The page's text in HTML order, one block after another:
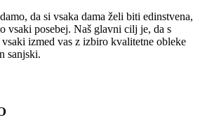
da si vsaka dama želi biti edinstvena,
vsaki posebej. Naš glavni cilj je, da s
izmed vas z izbiro kvalitetne obleke
sanjski.